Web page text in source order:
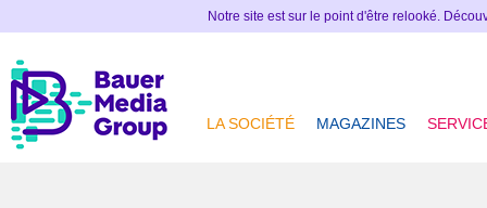
Notre site est sur le point d'être relooké.
LA SOCIÉTÉ MAGAZINES